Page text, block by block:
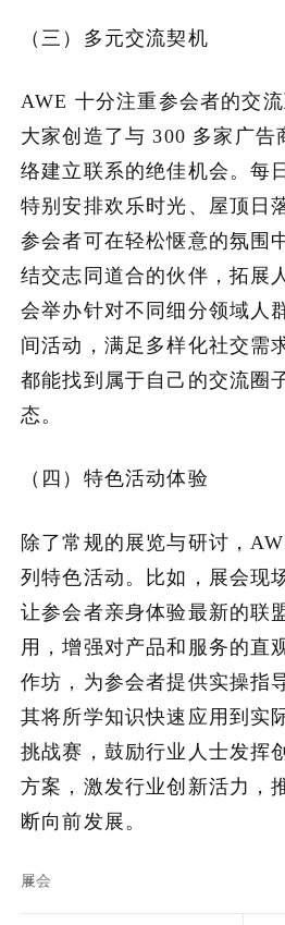
（三）多元交流契机
AWE 十分注重参会者的交
大家创造了与 300 多家广告
络建立联系的绝佳机会。每
特别安排欢乐时光、屋顶日
参会者可在轻松惬意的氛围
结交志同道合的伙伴，拓展
会举办针对不同细分领域人
间活动，满足多样化社交需
都能找到属于自己的交流圈
态。
（四）特色活动体验
除了常规的展览与研讨，
列特色活动。比如，展会现
让参会者亲身体验最新的联
用，增强对产品和服务的直
作坊，为参会者提供实操指
其将所学知识快速应用到实
挑战赛，鼓励行业人士发挥
方案，激发行业创新活力，
断向前发展。
展会